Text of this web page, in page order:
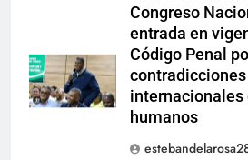
Congreso
entrada en
Código Penal
internacionales
humanos